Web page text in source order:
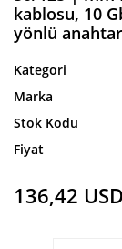
kablosu, 10
yönlü
Kategori
Marka
Stok Kodu
Fiyat
136,42